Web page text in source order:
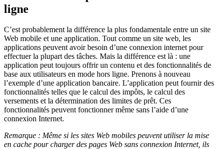
ligne
C’est probablement la différence la plus fondamentale entre un site
Web mobile et une application. Tout comme un site web, les
applications peuvent avoir besoin d’une connexion internet pour
effectuer la plupart des tâches. Mais la différence est là : une
application peut toujours offrir un contenu et des fonctionnalités de
base aux utilisateurs en mode hors ligne. Prenons à nouveau
l’exemple d’une application bancaire. L’application peut fournir des
fonctionnalités telles que le calcul des impôts, le calcul des
versements et la détermination des limites de prêt. Ces
fonctionnalités peuvent fonctionner même sans l’aide d’une
connexion Internet.
Remarque : Même si les sites Web mobiles peuvent utiliser la mise
en cache pour charger des pages Web sans connexion Internet, ils